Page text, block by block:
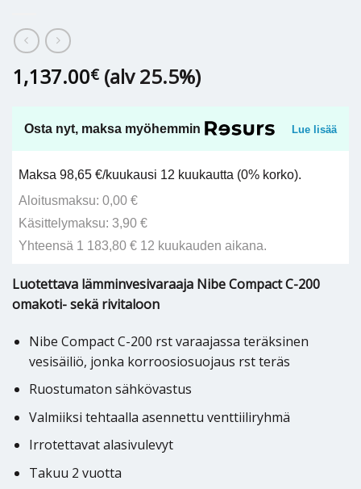
1,137.00€ (alv 25.5%)
Osta nyt, maksa myöhemmin Lue lisää
Maksa 98,65 €/kuukausi 12 kuukautta (0% korko).
Aloitusmaksu: 0,00 €
Käsittelymaksu: 3,90 €
Yhteensä 1 183,80 € 12 kuukauden aikana.
Luotettava lämminvesivaraaja Nibe Compact C-200
omakoti- sekä rivitaloon
Nibe Compact C-200 rst varaajassa teräksinen
vesisäiliö, jonka korroosiosuojaus rst teräs
Ruostumaton sähkövastus
Valmiiksi tehtaalla asennettu venttiiliryhmä
Irrotettavat alasivulevyt
Takuu 2 vuotta